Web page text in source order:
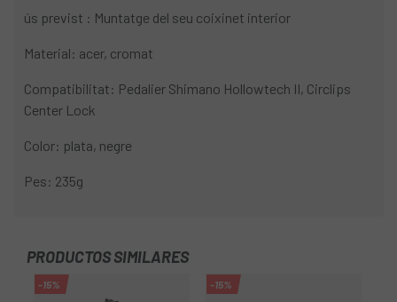
ús previst : Muntatge del seu coixinet interior
Material: acer, cromat
Compatibilitat: Pedalier Shimano Hollowtech II, Circlips
Center Lock
Color: plata, negre
Pes: 235g
PRODUCTOS SIMILARES
-15% -15%